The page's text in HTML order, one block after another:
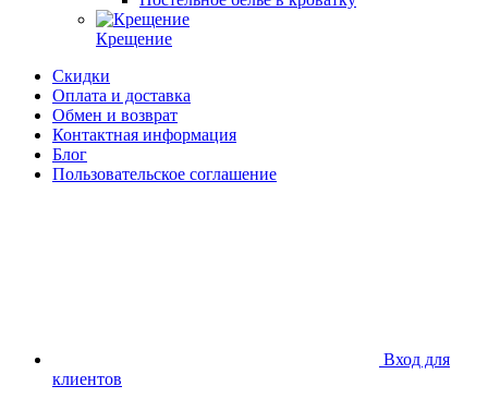
Крещение
Скидки
Оплата и доставка
Обмен и возврат
Контактная информация
Блог
Пользовательское соглашение
Вход для
клиентов